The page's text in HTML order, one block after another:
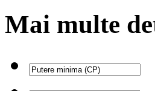
Mai multe